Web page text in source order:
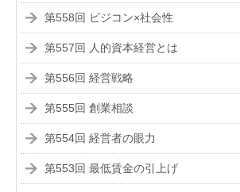
第558回 ビジコン×社会性
第557回 人的資本経営とは
第556回 経営戦略
第555回 創業相談
第554回 経営者の眼力
第553回 最低賃金の引上げ